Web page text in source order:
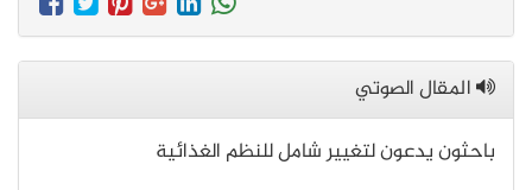
المقال الصوتي
باحثون يدعون لتغيير شامل للنظم الغذائية